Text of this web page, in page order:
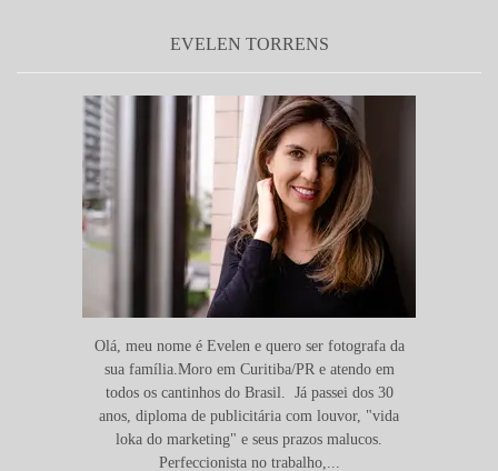
EVELEN TORRENS
Olá, meu nome é Evelen e quero ser fotografa da
sua família.Moro em Curitiba/PR e atendo em
todos os cantinhos do Brasil. Já passei dos 30
anos, diploma de publicitária com louvor, "vida
loka do marketing" e seus prazos malucos.
Perfeccionista no trabalho,...